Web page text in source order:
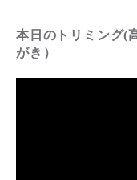
本日のトリミング(
がき）